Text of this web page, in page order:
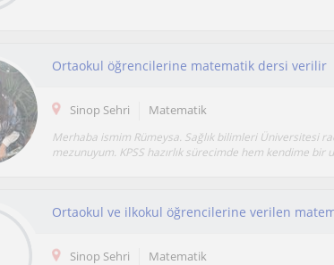
Ortaokul öğrencilerine matematik dersi verilir
Sinop Sehri Matematik
Merhaba ismim Rümeysa. Sağlık bilimleri Üniversitesi
mezunuyum. KPSS hazırlık sürecimde hem kendime bir
Ortaokul ve ilkokul öğrencilerine verilen
Sinop Sehri Matematik